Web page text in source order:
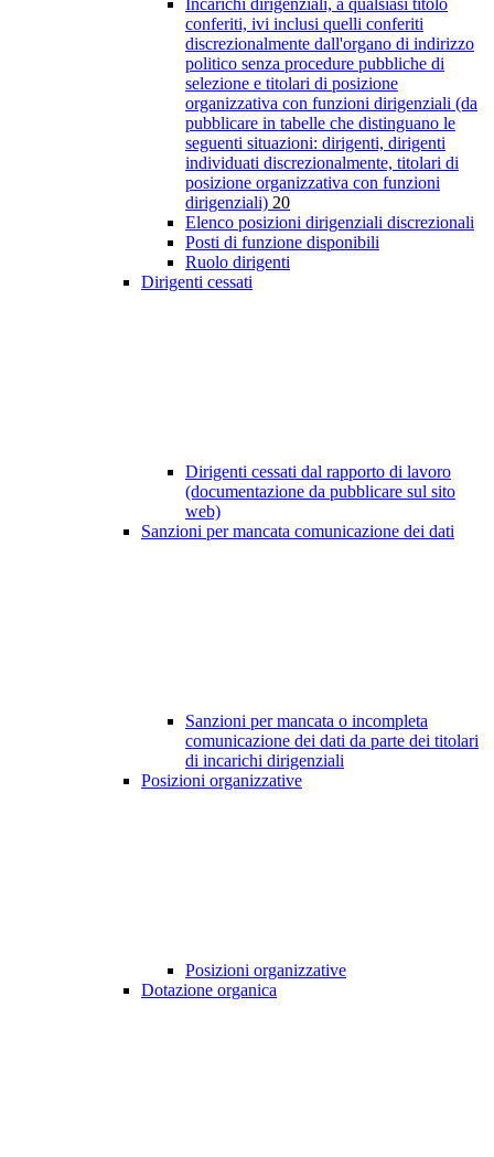
Incarichi dirigenziali, a qualsiasi titolo
conferiti, ivi inclusi quelli conferiti
discrezionalmente dall'organo di indirizzo
politico senza procedure pubbliche di
selezione e titolari di posizione
organizzativa con funzioni dirigenziali (da
pubblicare in tabelle che distinguano le
seguenti situazioni: dirigenti, dirigenti
individuati discrezionalmente, titolari di
posizione organizzativa con funzioni
dirigenziali) 20
Elenco posizioni dirigenziali discrezionali
Posti di funzione disponibili
Ruolo dirigenti
Dirigenti cessati
Dirigenti cessati dal rapporto di lavoro
(documentazione da pubblicare sul sito
web)
Sanzioni per mancata comunicazione dei dati
Sanzioni per mancata o incompleta
comunicazione dei dati da parte dei titolari
di incarichi dirigenziali
Posizioni organizzative
Posizioni organizzative
Dotazione organica